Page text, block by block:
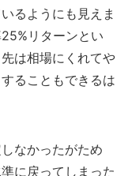
るようにも見えま
リターンとい
は相場にくれてや
ることもできるは
なかったがため
に戻ってしまった